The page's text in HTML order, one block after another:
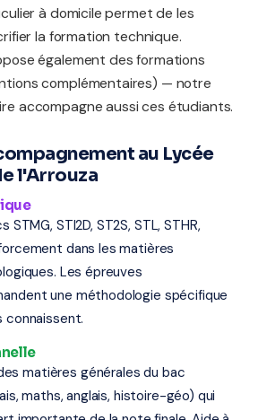
à domicile permet de les
la formation technique.
également des formations
complémentaires) — notre
accompagne aussi ces étudiants.
au Lycée
l'Arrouza
STI2D, ST2S, STL, STHR,
dans les matières
Les épreuves
une méthodologie spécifique
connaissent.
matières générales du bac
maths, anglais, histoire-géo) qui